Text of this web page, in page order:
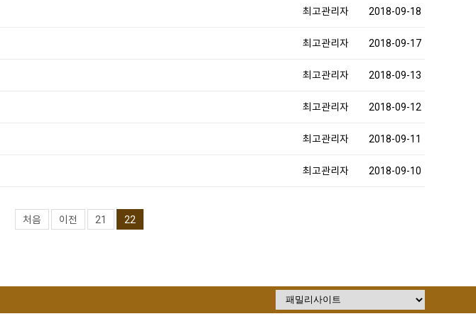
최고관리자 2018-09-18
최고관리자 2018-09-17
최고관리자 2018-09-13
최고관리자 2018-09-12
최고관리자 2018-09-11
최고관리자 2018-09-10
처음 이전 21 22